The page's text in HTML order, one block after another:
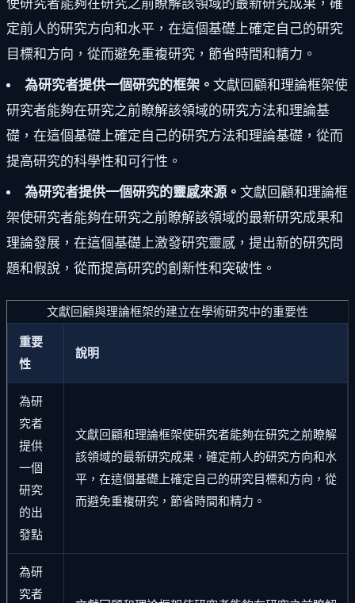
使研究者能夠在研究之前瞭解該領域的最新研究成果，確
定前人的研究方向和水平，在這個基礎上確定自己的研究
目標和方向，從而避免重複研究，節省時間和精力。
為研究者提供一個研究的框架。 文獻回顧和理論框架使
研究者能夠在研究之前瞭解該領域的研究方法和理論基
礎，在這個基礎上確定自己的研究方法和理論基礎，從而
提高研究的科學性和可行性。
為研究者提供一個研究的靈感來源。 文獻回顧和理論框
架使研究者能夠在研究之前瞭解該領域的最新研究成果和
理論發展，在這個基礎上激發研究靈感，提出新的研究問
題和假說，從而提高研究的創新性和突破性。
文獻回顧與理論框架的建立在學術研究中的重要性
重要
性
說明
為研
究者
提供
一個
研究
的出
發點
文獻回顧和理論框架使研究者能夠在研究之前瞭解
該領域的最新研究成果，確定前人的研究方向和水
平，在這個基礎上確定自己的研究目標和方向，從
而避免重複研究，節省時間和精力。
為研
究者